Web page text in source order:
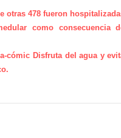
otras 478 fueron
como consecuencia
cómic Disfruta del agua y